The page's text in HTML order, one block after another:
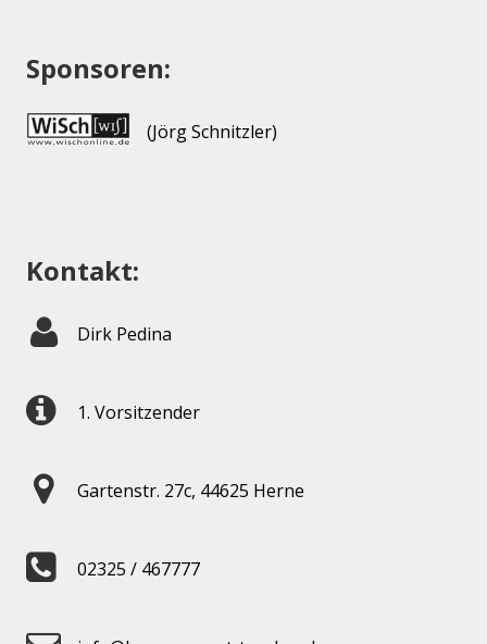
Sponsoren:
(Jörg Schnitzler)
Kontakt:
Dirk Pedina
1. Vorsitzender
Gartenstr. 27c, 44625 Herne
02325 / 467777